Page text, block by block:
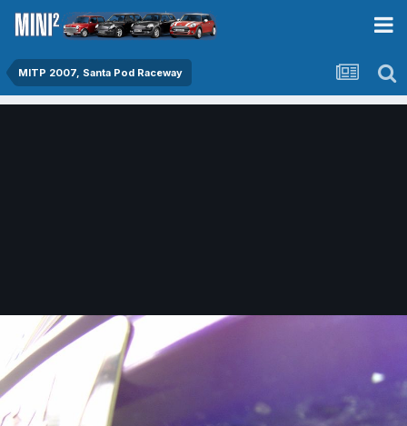
MITP 2007, Santa Pod Raceway